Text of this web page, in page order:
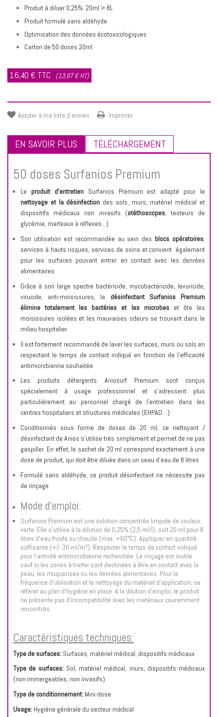
Produit à diluer 0,25%. 20ml > 8L
Produit formulé sans aldéhyde
Optimisation des données écotoxicologiques
Carton de 50 doses 20ml
16,40 € TTC (13,67 € HT)
Ajouter à ma liste d'envies Imprimer
EN SAVOIR PLUS TÉLÉCHARGEMENT
50 doses Surfanios Premium
Le produit d’entretienSurfanios Premium est adapté pour le
nettoyage et la désinfection des sols, murs, matériel médical et
dispositifs médicaux non invasifs (stéthoscopes, testeurs de
glycémie, marteaux à réflexes...)
Son utilisation est recommandée au sein des blocs opératoires,
services à hauts risques, services de soins et convient également
pour les surfaces pouvant entrer en contact avec les denrées
alimentaires
Grâce à son large spectre bactéricide, mycobactéricide, levuricide,
virucide, anti-moisissures, le désinfectant Surfanios Premium
élimine totalement les bactéries et les microbeset ôte les
moisissures isolées et les mauvaises odeurs se trouvant dans le
milieu hospitalier
Il est fortement recommandé de laver les surfaces, murs ou sols en
respectant le temps de contact indiqué en fonction de l'efficacité
antimicrobienne souhaitée
Les produits détergents Aniosurf Premium sont conçus
spécialement à usage professionnel et s'adressent plus
particulièrement au personnel chargé de l’entretien dans les
centres hospitaliers et structures médicales (EHPAD…)
Conditionnés sous forme de doses de 20 ml, ce nettoyant /
désinfectant de Anios s’utilise très simplement et permet de ne pas
gaspiller. En effet, le sachet de 20 ml correspond exactement à une
dose de produit, qui doit être diluée dans un seau d'eau de 8 litres
Formulé sans aldéhyde, ce produit désinfectant ne nécessite pas
de rinçage
Mode d'emploi:
Surfanios Premium est une solution concentrée limpide de couleur
verte. Elle s'utilise à la dilution de 0,25% (2,5 ml/l), soit 20 ml pour 8
litres d'eau froide ou chaude (max. +60°C). Appliquer en quantité
suffisante (+/- 30 ml/m²). Respecter le temps de contact indiqué
pour l'activité antimicrobienne recherchée. Le rinçage est inutile
sauf si les zones à traiter sont destinées à être en contact avec la
peau, les muqueuses ou les denrées alimentaires. Pour la
fréquence d'utilisation et le nettoyage du matériel d'application, se
référer au plan d'hygiène en place. A la dilution d'emploi, le produit
ne présente pas d'incompatibilité avec les matériaux couramment
rencontrés.
Caractéristiques techniques:
Type de surfaces: Surfaces, matériel médical, dispositifs médicaux
Type de surfaces: Sol, matériel médical, murs, dispositifs médicaux
(non immergeables, non invasifs)
Type de conditionnement: Mini-dose
Usage: Hygiène générale du secteur médical